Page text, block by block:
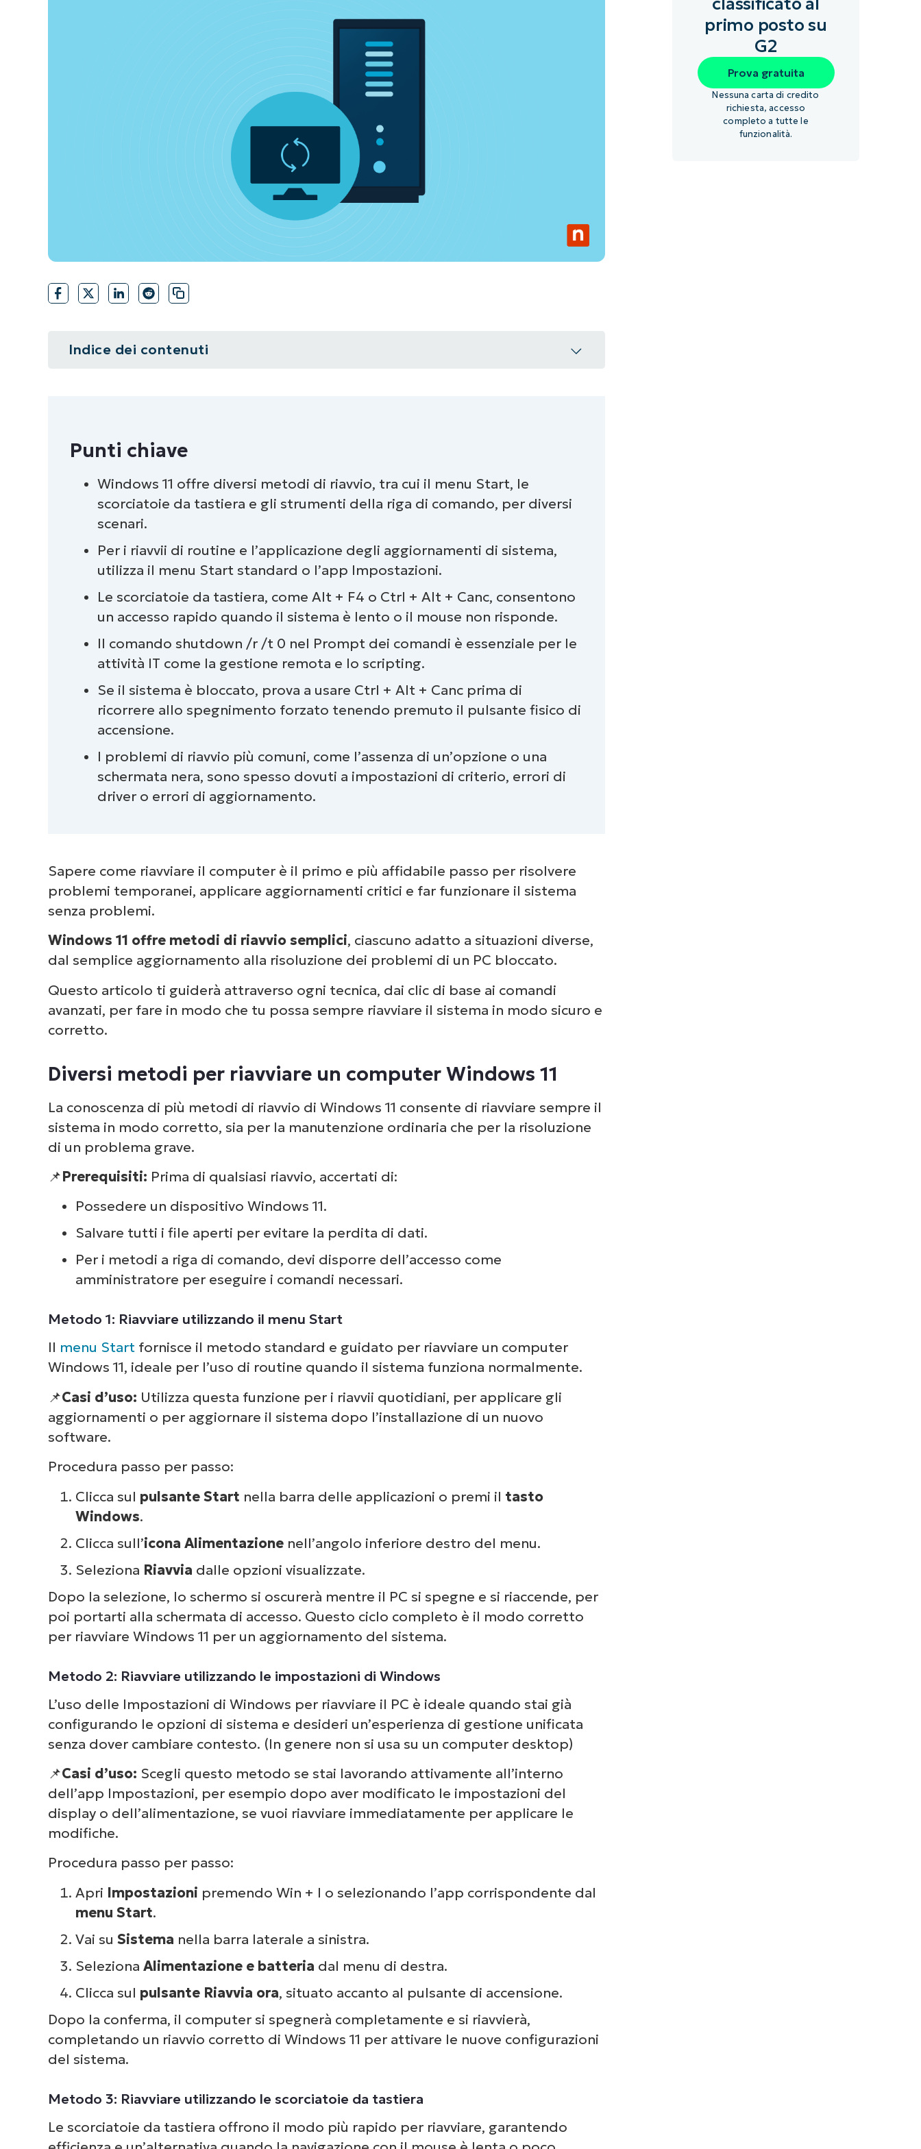
GUARDA UNA DEMO
ROADMAP DEI PRODOTTI
GUARDA UNA DEMO
GUARDA UNA DEMO
GUARDA UNA DEMO
Indice dei contenuti
Diversi metodi per riavviare un computer Windows 11
Risoluzione dei problemi comuni di riavvio di Windows 11
Un metodo di riavvio di Windows 11 per ogni situazione
Punti chiave
Windows 11 offre diversi metodi di riavvio, tra cui il menu Start, le
scorciatoie da tastiera e gli strumenti della riga di comando, per diversi
scenari.
Per i riavvii di routine e l’applicazione degli aggiornamenti di sistema,
utilizza il menu Start standard o l’app Impostazioni.
Le scorciatoie da tastiera, come Alt + F4 o Ctrl + Alt + Canc, consentono
un accesso rapido quando il sistema è lento o il mouse non risponde.
Il comando shutdown /r /t 0 nel Prompt dei comandi è essenziale per le
attività IT come la gestione remota e lo scripting.
Se il sistema è bloccato, prova a usare Ctrl + Alt + Canc prima di
ricorrere allo spegnimento forzato tenendo premuto il pulsante fisico di
accensione.
I problemi di riavvio più comuni, come l’assenza di un’opzione o una
schermata nera, sono spesso dovuti a impostazioni di criterio, errori di
driver o errori di aggiornamento.
Sapere come riavviare il computer è il primo e più affidabile passo per risolvere
problemi temporanei, applicare aggiornamenti critici e far funzionare il sistema
senza problemi.
Windows 11 offre metodi di riavvio semplici, ciascuno adatto a situazioni diverse,
dal semplice aggiornamento alla risoluzione dei problemi di un PC bloccato.
Questo articolo ti guiderà attraverso ogni tecnica, dai clic di base ai comandi
avanzati, per fare in modo che tu possa sempre riavviare il sistema in modo sicuro e
corretto.
Diversi metodi per riavviare un computer Windows 11
La conoscenza di più metodi di riavvio di Windows 11 consente di riavviare sempre il
sistema in modo corretto, sia per la manutenzione ordinaria che per la risoluzione
di un problema grave.
📌Prerequisiti: Prima di qualsiasi riavvio, accertati di:
Possedere un dispositivo Windows 11.
Salvare tutti i file aperti per evitare la perdita di dati.
Per i metodi a riga di comando, devi disporre dell’accesso come
amministratore per eseguire i comandi necessari.
Metodo 1: Riavviare utilizzando il menu Start
Il menu Startfornisce il metodo standard e guidato per riavviare un computer
Windows 11, ideale per l’uso di routine quando il sistema funziona normalmente.
📌Casi d’uso: Utilizza questa funzione per i riavvii quotidiani, per applicare gli
aggiornamenti o per aggiornare il sistema dopo l’installazione di un nuovo
software.
Procedura passo per passo:
Clicca sul pulsante Start nella barra delle applicazioni o premi il tasto
Windows.
Clicca sull’icona Alimentazionenell’angolo inferiore destro del menu.
Seleziona Riavvia dalle opzioni visualizzate.
Dopo la selezione, lo schermo si oscurerà mentre il PC si spegne e si riaccende, per
poi portarti alla schermata di accesso. Questo ciclo completo è il modo corretto
per riavviare Windows 11 per un aggiornamento del sistema.
Metodo 2: Riavviare utilizzando le impostazioni di Windows
L’uso delle Impostazioni di Windows per riavviare il PC è ideale quando stai già
configurando le opzioni di sistema e desideri un’esperienza di gestione unificata
senza dover cambiare contesto. (In genere non si usa su un computer desktop)
📌Casi d’uso: Scegli questo metodo se stai lavorando attivamente all’interno
dell’app Impostazioni, per esempio dopo aver modificato le impostazioni del
display o dell’alimentazione, se vuoi riavviare immediatamente per applicare le
modifiche.
Procedura passo per passo:
Apri Impostazioni premendo Win + I o selezionando l’app corrispondente dal
menu Start.
Vai su Sistema nella barra laterale a sinistra.
Seleziona Alimentazione e batteria dal menu di destra.
Clicca sul pulsante Riavvia ora, situato accanto al pulsante di accensione.
Dopo la conferma, il computer si spegnerà completamente e si riavvierà,
completando un riavvio corretto di Windows 11 per attivare le nuove configurazioni
del sistema.
Metodo 3: Riavviare utilizzando le scorciatoie da tastiera
Le scorciatoie da tastiera offrono il modo più rapido per riavviare, garantendo
primo posto su
G2
Prova gratuita
Nessuna carta di credito
richiesta, accesso
completo a tutte le
funzionalità.
Guarda NinjaOne in
azione
Dai un’occhiata alle nostre demo on-demand per vedere
come NinjaOne semplifica attività IT come la gestione
degli endpoint, il patching, l’MDM, il ticketing e altro
Scopri le demo